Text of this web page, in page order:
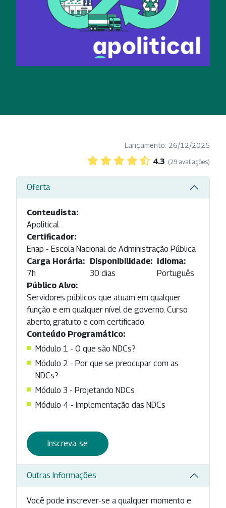
Lançamento: 26/12/2025
4.3 (29 avaliações)
Oferta
Conteudista:
Apolitical
Certificador:
Enap - Escola Nacional de Administração Pública
Carga Horária:
7h
Disponibilidade:
30 dias
Idioma:
Português
Público Alvo:
Servidores públicos que atuam em qualquer
função e em qualquer nível de governo. Curso
aberto, gratuito e com certificado.
Conteúdo Programático:
Módulo 1 - O que são NDCs?
Módulo 2 - Por que se preocupar com as
NDCs?
Módulo 3 - Projetando NDCs
Módulo 4 - Implementação das NDCs
Inscreva-se
Outras Informações
Você pode inscrever-se a qualquer momento e